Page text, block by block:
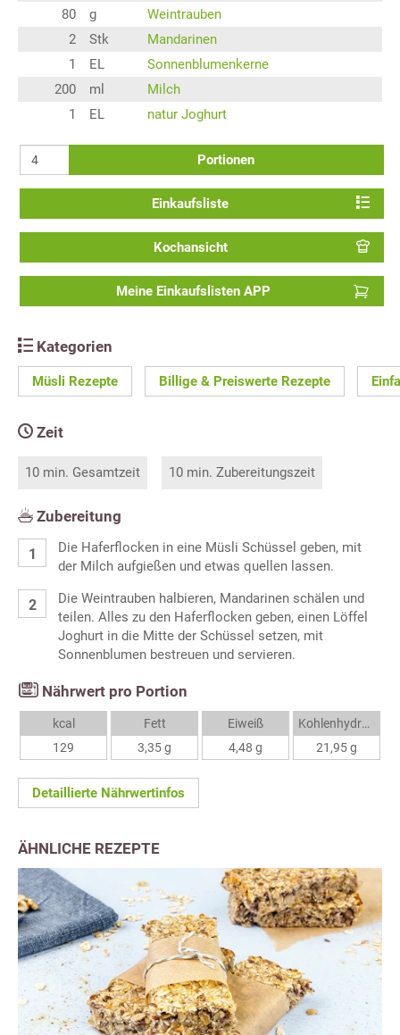
80
g
Weintrauben
2
Stk
Mandarinen
1
EL
Sonnenblumenkerne
200
ml
Milch
1
EL natur Joghurt
Portionen
Einkaufsliste
Kochansicht
Meine Einkaufslisten APP
Kategorien
Müsli Rezepte Billige & Preiswerte Rezepte
Zeit
10 min. Gesamtzeit 10 min. Zubereitungszeit
Zubereitung
Die Haferflocken in eine Müsli Schüssel geben, mit
der Milch aufgießen und etwas quellen lassen.
Die Weintrauben halbieren, Mandarinen schälen und
teilen. Alles zu den Haferflocken geben, einen Löffel
Joghurt in die Mitte der Schüssel setzen, mit
Sonnenblumen bestreuen und servieren.
Nährwert pro Portion
kcal
129
Fett
3,35 g
Eiweiß
4,48 g
Kohlenhydrate
21,95 g
Detaillierte Nährwertinfos
ÄHNLICHE REZEPTE